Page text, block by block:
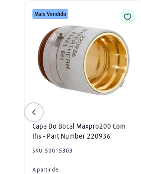
Mais Vendido
Capa Do Bocal Maxpro200 Com
Ihs - Part Number 220936
SKU: 50015303
A partir de